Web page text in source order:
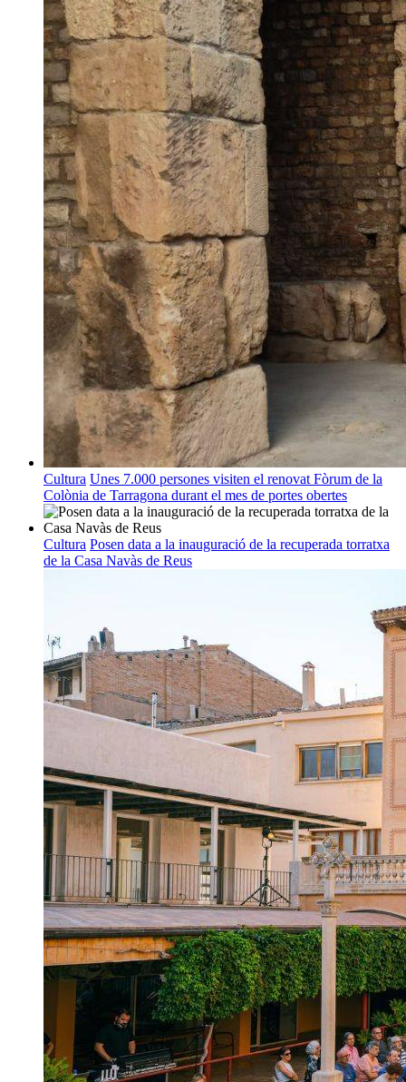
Cultura Unes 7.000 persones visiten el renovat Fòrum de la
Colònia de Tarragona durant el mes de portes obertes
Cultura Posen data a la inauguració de la recuperada torratxa
de la Casa Navàs de Reus